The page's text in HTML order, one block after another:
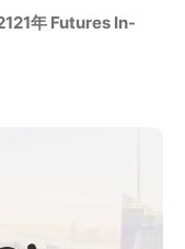
年 Futures In-